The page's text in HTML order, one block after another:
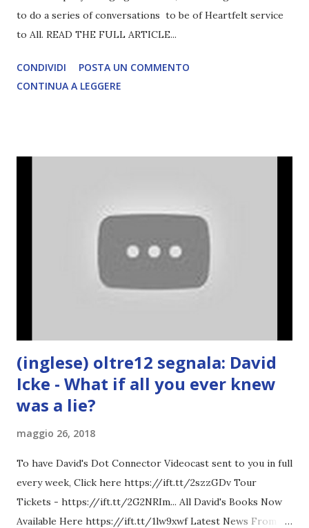
to do a series of conversations to be of Heartfelt service
to All. READ THE FULL ARTICLE...
CONDIVIDI
POSTA UN COMMENTO
CONTINUA A LEGGERE
(inglese) oltre12 segnala: David
Icke - What if all you ever knew
was a lie?
maggio 26, 2018
To have David's Dot Connector Videocast sent to you in full
every week, Click here https://ift.tt/2szzGDv Tour
Tickets - https://ift.tt/2G2NRIm... All David's Books Now
Available Here https://ift.tt/1lw9xwf Latest News From